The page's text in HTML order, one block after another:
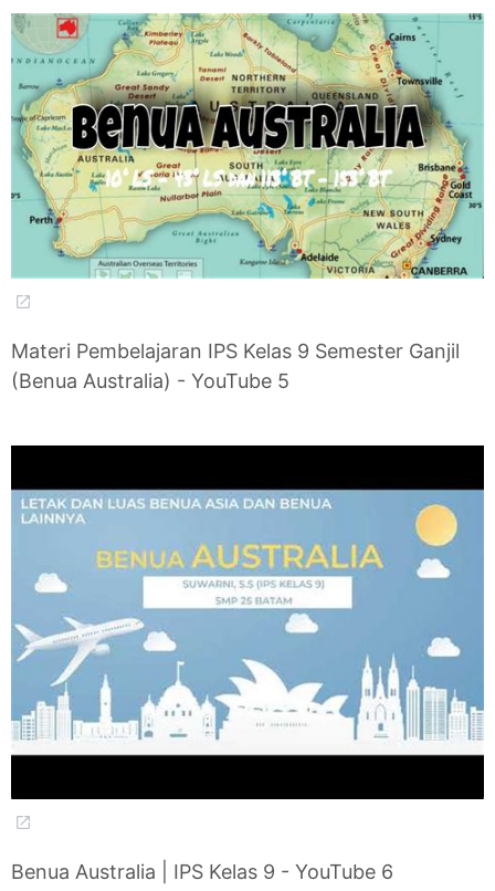
Materi Pembelajaran IPS Kelas 9 Semester Ganjil
(Benua Australia) - YouTube 5
Benua Australia | IPS Kelas 9 - YouTube 6